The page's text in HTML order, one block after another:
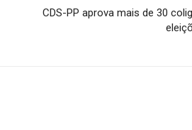
CDS-PP aprova mais de 30